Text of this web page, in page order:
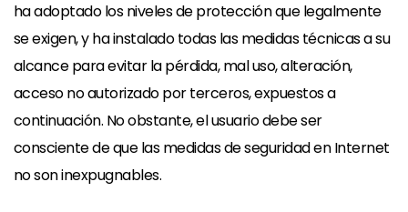
ha adoptado los niveles de protección que legalmente
se exigen, y ha instalado todas las medidas técnicas a su
alcance para evitar la pérdida, mal uso, alteración,
acceso no autorizado por terceros, expuestos a
continuación. No obstante, el usuario debe ser
consciente de que las medidas de seguridad en Internet
no son inexpugnables.